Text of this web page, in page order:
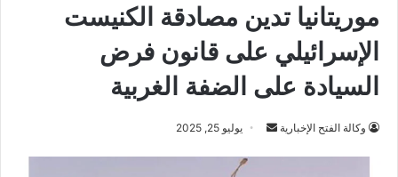
موريتانيا تدين مصادقة الكنيست
الإسرائيلي على قانون فرض
السيادة على الضفة الغربية
وكالة الفتح الإخبارية
أرسل
إلكترونيا
يوليو 25, 2025